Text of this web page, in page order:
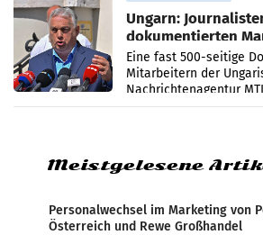
Ungarn:
dokumentierten
Zensur
Eine fast 500-seitige
Mitarbeitern der
Nachrichtenagentur
systematische
Meistgelesene
Personalwechsel im Marketing von
Österreich und Rewe Großhandel